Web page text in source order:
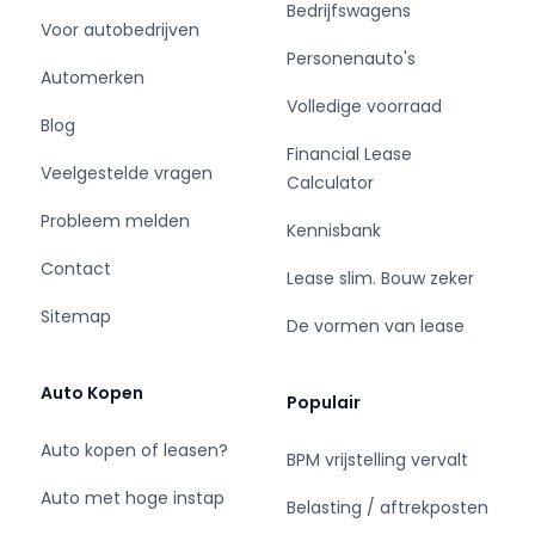
Service
Ons bedrijf is RDW erkent en aangesloten bij
NAP en BOVAG sinds 1994. Voor ons is het
vanzelfsprekend een auto af te leveren zónder
bijkomende kosten, dit stukje service zit al bij de
prijs inbegrepen:
- Minimaal 6 maanden APK
- Een 40 punten veiligheidscontrole op basis
van APK normering
- Km-stand garantie met de Nationale Auto pas
- Tenaamstelling bij ons bedrijf
- Een wasbeurt bij aflevering
Behoefte aan extra snelle levering? Neem
contact op met één van onze
Voor autobedrijven
Automerken
Blog
Veelgestelde vragen
Probleem melden
Contact
Sitemap
Auto Kopen
Auto kopen of leasen?
Auto met hoge instap
Bedrijfswagens
Personenauto's
Volledige voorraad
Financial Lease
Calculator
Kennisbank
Lease slim. Bouw zeker
De vormen van lease
Populair
BPM vrijstelling vervalt
Belasting / aftrekposten